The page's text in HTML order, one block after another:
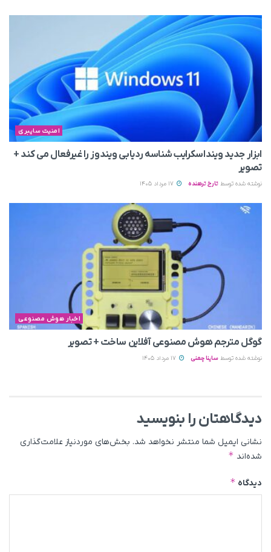
امنیت سایبری
ابزار جدید وینداسکرایب شناسه ردیابی ویندوز را غیرفعال می‌ کند +
تصویر
نوشته شده توسط تارخ ترهنده
اخبار هوش مصنوعی
گوگل مترجم هوش مصنوعی آفلاین ساخت + تصویر
نوشته شده توسط ساینا چمنی
دیدگاهتان را بنویسید
نشانی ایمیل شما منتشر نخواهد شد. بخش‌های موردنیاز علامت‌گذاری
شده‌اند *
دیدگاه *